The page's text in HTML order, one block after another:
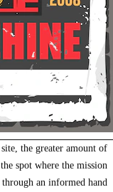
the greater amount of
spot where the mission
an informed hand